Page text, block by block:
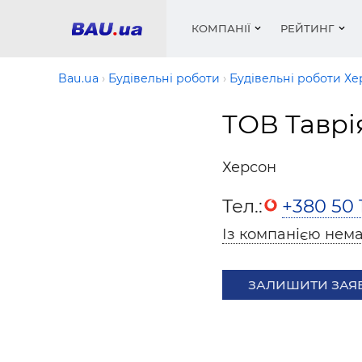
КОМПАНІЇ
Вікна
Фарби,
РЕЙТИНГ
Медіа
Труби,
Bau.ua Будівельні роботи Будівельні роботи
ТОВ
Херсон
Тел.: +380 50
Із компанією
ЗАЛИШИТИ